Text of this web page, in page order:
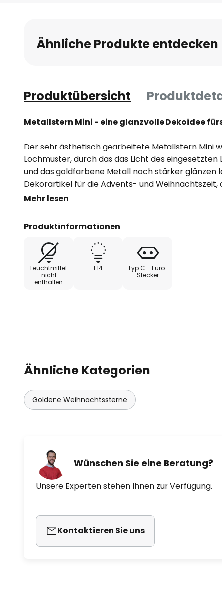
Bildgalerie
springen
Ähnliche Produkte entdecken
Produktübersicht
Metallstern Mini - eine glanzvolle Dekoidee
Der sehr ästhetisch gearbeitete Metallstern Mini
Lochmuster, durch das das Licht des
und das goldfarbene Metall noch stärker glänzen
Dekorartikel für die Advents- und Weihnachtszeit,
glanzvolle Wirkung entfaltet, als
unter Zubehör separat erhältlich.
Mehr lesen
Produktinformationen
Leuchtmittel
nicht
enthalten
E14
Typ C - Euro-
Stecker
Ähnliche Kategorien
Goldene Weihnachtssterne
Wünschen Sie eine Beratung?
Unsere Experten stehen Ihnen zur Verfügung.
Kontaktieren Sie uns